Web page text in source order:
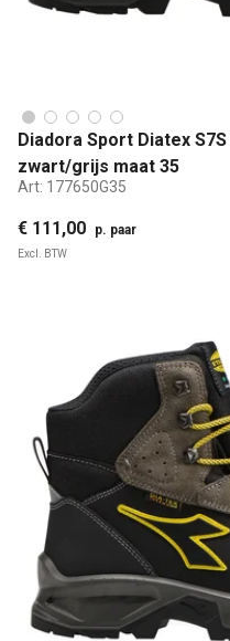
Diadora Sport Diatex
zwart/grijs maat 35
Art: 177650G35
€ 111,00 p. paar
Excl. BTW